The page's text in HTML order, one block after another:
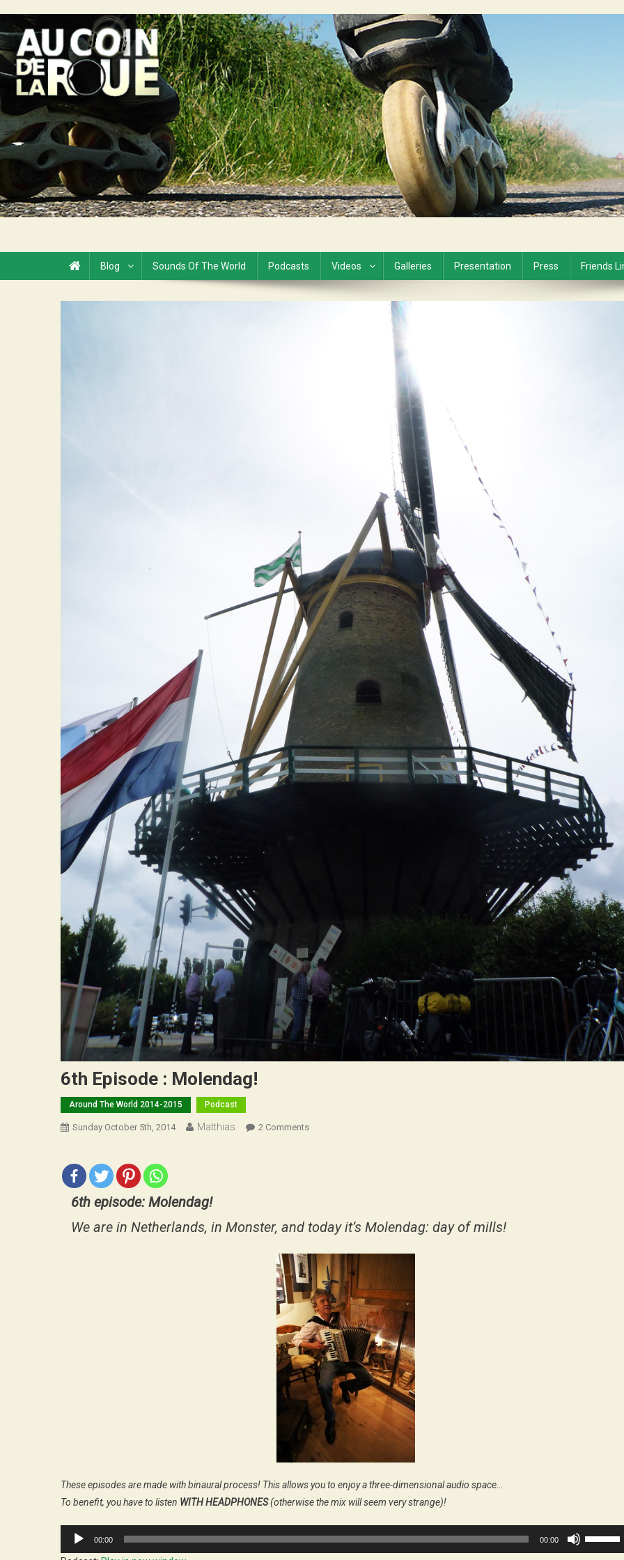
content
Au Coin de la Roue
Blog Sounds Of The World Podcasts Videos Galleries Presentation Press Friends
6th Episode : Molendag!
Around The World 2014-2015 Podcast
Sunday October 5th, 2014 Matthias 2 CommentsOn
6th episode: Molendag!
We are in Netherlands, in Monster, and today it’s Molendag: day of mills!
These episodes are made with binaural process! This allows you to enjoy a three-dimensional audio space…
To benefit, you have to listen WITH HEADPHONES(otherwise the mix will seem very strange)!
Audio
Player
00:00 00:00
Up/Down